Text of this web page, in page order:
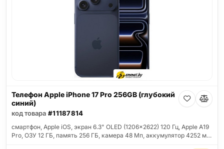
Телефон Apple iPhone 17 Pro 256GB (глубокий
синий)
код товара #11187814
смартфон, Apple iOS, экран 6.3" OLED (1206x2622) 120 Гц, Apple A19
Pro, ОЗУ 12 ГБ, память 256 ГБ, камера 48 Мп, аккумулятор 4252 м…